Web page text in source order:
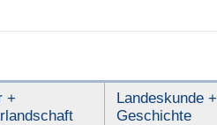
+
Landeskunde +
Geschichte